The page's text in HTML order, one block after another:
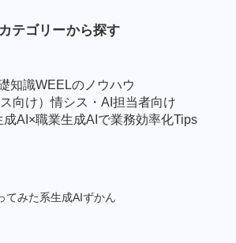
カテゴリーから探す
知識WEELのノウハウ
向け）情シス・AI担当者向け
成AI×職業生成AIで業務効率化Tips
てみた系生成AIずかん